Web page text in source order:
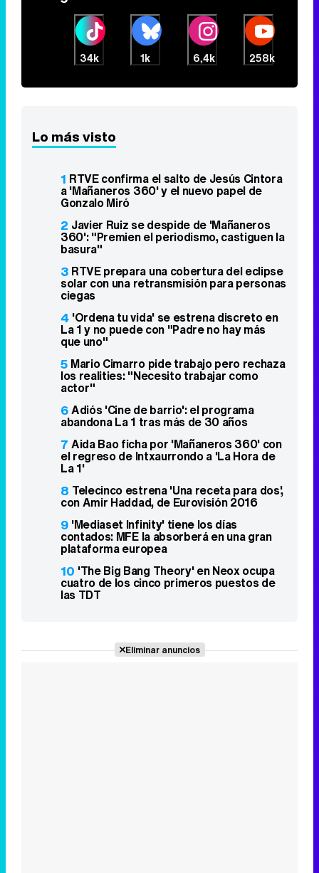
34k 1k 6,4k 258k
Lo más visto
1 RTVE confirma el salto de Jesús Cintora
a 'Mañaneros 360' y el nuevo papel de
Gonzalo Miró
2 Javier Ruiz se despide de 'Mañaneros
360': "Premien el periodismo, castiguen la
basura"
3 RTVE prepara una cobertura del eclipse
solar con una retransmisión para personas
ciegas
4 'Ordena tu vida' se estrena discreto en
La 1 y no puede con "Padre no hay más
que uno"
5 Mario Cimarro pide trabajo pero rechaza
los realities: "Necesito trabajar como
actor"
6Adiós 'Cine de barrio': el programa
abandona La 1 tras más de 30 años
7 Aida Bao ficha por 'Mañaneros 360' con
el regreso de Intxaurrondo a 'La Hora de
La 1'
8 Telecinco estrena 'Una receta para dos',
con Amir Haddad, de Eurovisión 2016
9 'Mediaset Infinity' tiene los días
contados: MFE la absorberá en una gran
plataforma europea
10 'The Big Bang Theory' en Neox ocupa
cuatro de los cinco primeros puestos de
las TDT
Eliminar anuncios